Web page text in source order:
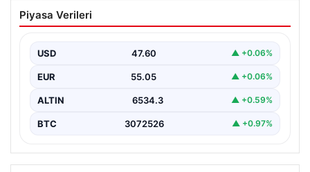
Önce Tasfiye, Sonra Suçlara Erteleme:
10 Maddede Yeni Süreç Yasası
Güvenlik alanındaki önemli gelişmelerden biri olarak,
yasa…
Piyasa Verileri
USD 47.60 ▲ +0.06%
EUR 55.05 ▲ +0.06%
ALTIN 6534.3 ▲ +0.59%
BTC 3072526 ▲ +0.97%